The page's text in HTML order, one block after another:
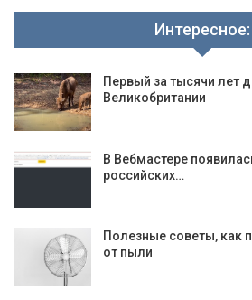
Интересное:
Первый за тысячи лет
Великобритании
В Вебмастере
российских…
Полезные советы, как
от пыли